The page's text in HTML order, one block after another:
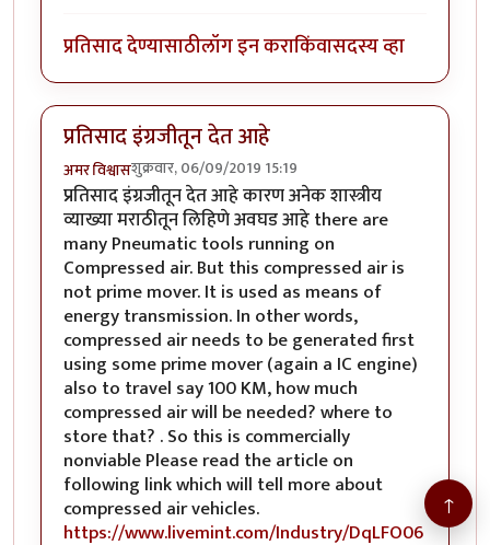
प्रतिसाद देण्यासाठीलॉग इन कराकिंवासदस्य व्हा
प्रतिसाद इंग्रजीतून देत आहे
अमर विश्वासशुक्रवार, 06/09/2019 15:19
प्रतिसाद इंग्रजीतून देत आहे कारण अनेक शास्त्रीय
व्याख्या मराठीतून लिहिणे अवघड आहे there are
many Pneumatic tools running on
Compressed air. But this compressed air is
not prime mover. It is used as means of
energy transmission. In other words,
compressed air needs to be generated first
using some prime mover (again a IC engine)
also to travel say 100 KM, how much
compressed air will be needed? where to
store that? . So this is commercially
nonviable Please read the article on
following link which will tell more about
compressed air vehicles.
https://www.livemint.com/Industry/DqLFO06
↑